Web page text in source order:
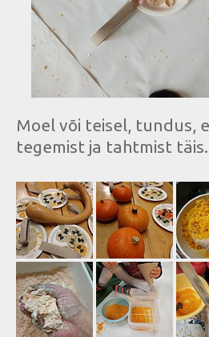
Moel või teisel, tundus,
tegemist ja tahtmist täis.